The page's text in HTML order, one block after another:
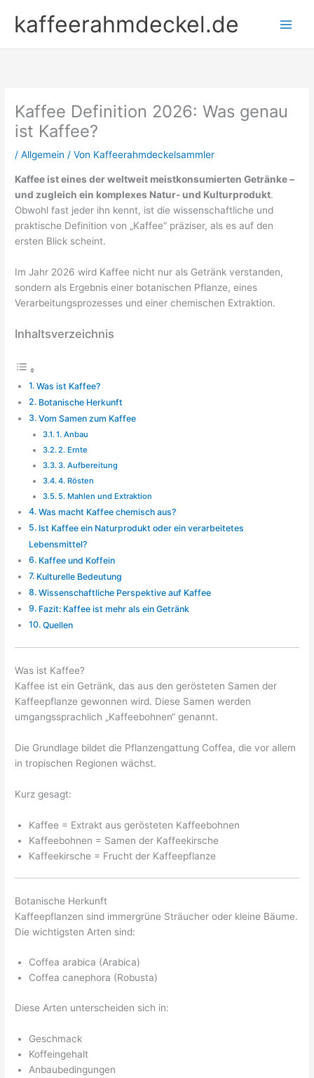
Inhaltkaffeerahmdeckel.de
Kaffee Definition 2026: Was genau
ist Kaffee?
/Allgemein / Von Kaffeerahmdeckelsammler
Kaffee ist eines der weltweit meistkonsumierten Getränke –
und zugleich ein komplexes Natur- und Kulturprodukt.
Obwohl fast jeder ihn kennt, ist die wissenschaftliche und
praktische Definition von „Kaffee“ präziser, als es auf den
ersten Blick scheint.
Im Jahr 2026 wird Kaffee nicht nur als Getränk verstanden,
sondern als Ergebnis einer botanischen Pflanze, eines
Verarbeitungsprozesses und einer chemischen Extraktion.
Inhaltsverzeichnis
Was ist Kaffee?
Botanische Herkunft
Vom Samen zum Kaffee
1. Anbau
2. Ernte
3. Aufbereitung
4. Rösten
5. Mahlen und Extraktion
Was macht Kaffee chemisch aus?
Ist Kaffee ein Naturprodukt oder ein verarbeitetes
Lebensmittel?
Kaffee und Koffein
Kulturelle Bedeutung
Wissenschaftliche Perspektive auf Kaffee
Fazit: Kaffee ist mehr als ein Getränk
Quellen
Was ist Kaffee?
Kaffee ist ein Getränk, das aus den gerösteten Samen der
Kaffeepflanze gewonnen wird. Diese Samen werden
umgangssprachlich „Kaffeebohnen“ genannt.
Die Grundlage bildet die Pflanzengattung Coffea, die vor allem
in tropischen Regionen wächst.
Kurz gesagt:
Kaffee = Extrakt aus gerösteten Kaffeebohnen
Kaffeebohnen = Samen der Kaffeekirsche
Kaffeekirsche = Frucht der Kaffeepflanze
Botanische Herkunft
Kaffeepflanzen sind immergrüne Sträucher oder kleine Bäume.
Die wichtigsten Arten sind:
Coffea arabica (Arabica)
Coffea canephora (Robusta)
Diese Arten unterscheiden sich in:
Geschmack
Koffeingehalt
Anbaubedingungen